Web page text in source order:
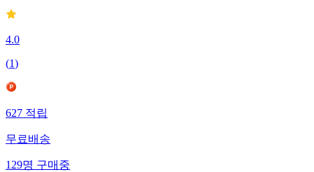
4.0
(1)
627 적립
무료배송
129명 구매중